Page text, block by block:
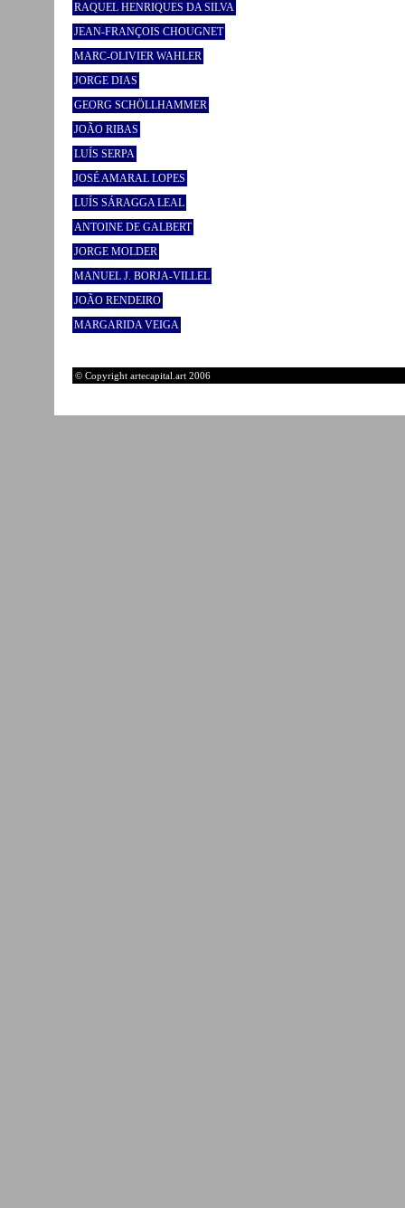
RAQUEL HENRIQUES DA SILVA
JEAN-FRANÇOIS CHOUGNET
MARC-OLIVIER WAHLER
JORGE DIAS
GEORG SCHÖLLHAMMER
JOÃO RIBAS
LUÍS SERPA
JOSÉ AMARAL LOPES
LUÍS SÁRAGGA LEAL
ANTOINE DE GALBERT
JORGE MOLDER
MANUEL J. BORJA-VILLEL
JOÃO RENDEIRO
MARGARIDA VEIGA
© Copyright artecapital.art 2006